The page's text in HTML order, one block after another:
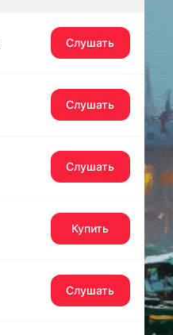
Слушать
Слушать
Слушать
Купить
Слушать